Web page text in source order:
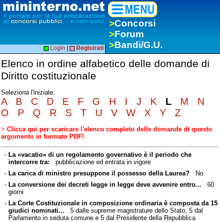
>Concorsi
>Forum
>Bandi/G.U.
Login Registrati
Elenco in ordine alfabetico delle domande di
Diritto costituzionale
Seleziona l'iniziale:
A B C D E F G H I J K L M
N
O
P Q R S T U V W X Y Z
> Clicca qui per scaricare l'elenco completo delle domande di questo
argomento in formato PDF!
- La «vacatio» di un regolamento governativo è il periodo che
intercorre tra: pubblicazione ed entrata in vigore
- La carica di ministro presuppone il possesso della Laurea?No
- La conversione dei decreti legge in legge deve avvenire entro... 60
giorni
- La Corte Costituzionale in composizione ordinaria è composta da 15
giudici nominati... 5 dalle supreme magistrature dello Stato, 5 dal
Parlamento in seduta comune e 5 dal Presidente della Repubblica